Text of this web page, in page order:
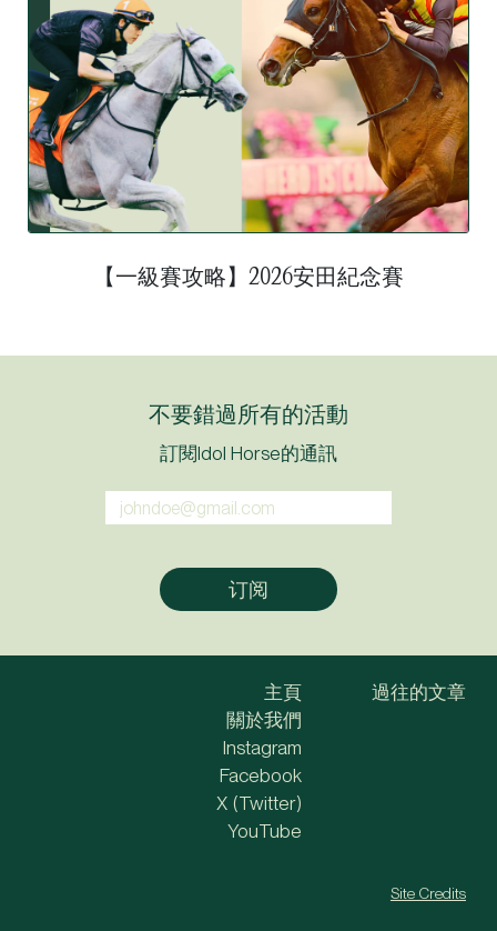
【一級賽攻略】2026安田紀念賽
不要錯過所有的活動
訂閱Idol Horse的通訊
主頁
關於我們
過往的文章
Instagram
Facebook
X (Twitter)
YouTube
Site Credits